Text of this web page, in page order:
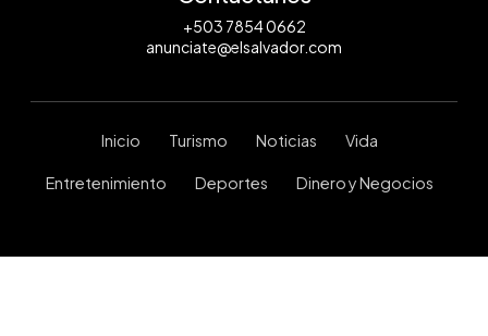
+503 7854 0662
anunciate@elsalvador.com
Inicio Turismo Noticias Vida
Entretenimiento Deportes Dinero y Negocios